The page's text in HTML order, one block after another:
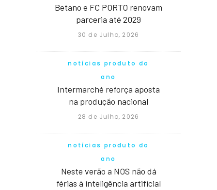
Betano e FC PORTO renovam
parceria até 2029
30 de Julho, 2026
notícias produto do
ano
Intermarché reforça aposta
na produção nacional
28 de Julho, 2026
notícias produto do
ano
Neste verão a NOS não dá
férias à inteligência artificial